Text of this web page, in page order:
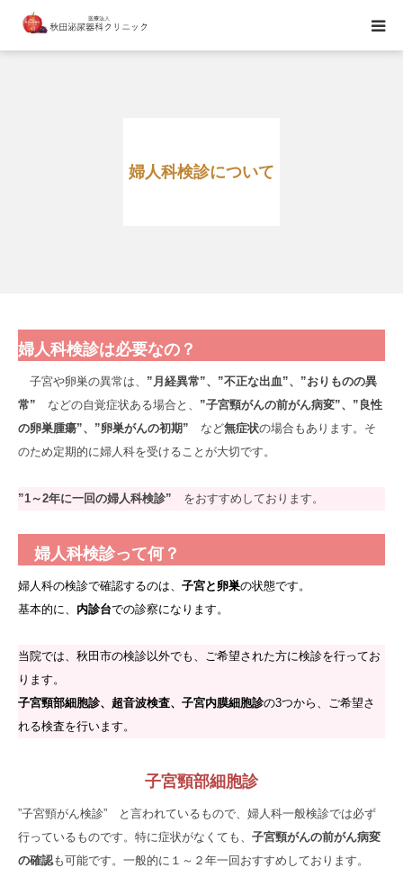
婦人科検診について
婦人科検診は必要なの？
子宮や卵巣の異常は、 ”月経異常”、”不正な出血”、”おりものの異
常” などの自覚症状ある場合と、 ”子宮頸がんの前がん病変”、”良性
の卵巣腫瘍”、”卵巣がんの初期” など無症状の場合もあります。そ
のため定期的に婦人科を受けることが大切です。
”1～2年に一回の婦人科検診” をおすすめしております。
婦人科検診って何？
婦人科の検診で確認するのは、 子宮と卵巣の状態です。
基本的に、 内診台での診察になります。
当院では、秋田市の検診以外でも、ご希望された方に検診を行ってお
ります。
子宮頸部細胞診、超音波検査、子宮内膜細胞診の3つから、ご希望さ
れる検査を行います。
子宮頸部細胞診
”子宮頸がん検診” と言われているもので、婦人科一般検診では必ず
行っているものです。特に症状がなくても、 子宮頸がんの前がん病変
の確認も可能です。一般的に１～２年一回おすすめしております。